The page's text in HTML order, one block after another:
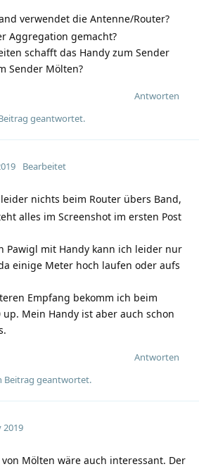
verwendet die Antenne/Router?
Aggregation gemacht?
schafft das Handy zum Sender
Sender Mölten?
Antworten
geantwortet.
Bearbeitet
nichts beim Router übers Band,
alles im Screenshot im ersten Post
Pawigl mit Handy kann ich leider nur
einige Meter hoch laufen oder aufs
Empfang bekomm ich beim
Mein Handy ist aber auch schon
Antworten
Beitrag geantwortet.
2019
von Mölten wäre auch interessant. Der